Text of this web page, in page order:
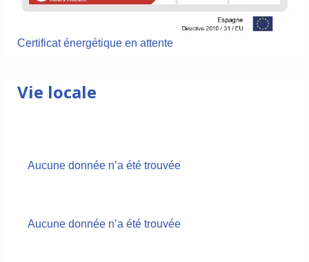
Certificat énergétique en attente
Vie locale
Aucune donnée n’a été trouvée
Aucune donnée n’a été trouvée